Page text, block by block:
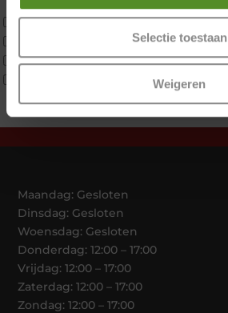
Selectie toestaan
Weigeren
Tweepersoons 1 kern
Tweepersoons 1 kern product
Tweepersoons 2 kernen
Webshop Only Collectie
Maandag: Gesloten
Dinsdag: Gesloten
Woensdag: Gesloten
Donderdag: 12:00 – 17:00
Vrijdag: 12:00 – 17:00
Zaterdag: 12:00 – 17:00
Zondag: 12:00 – 17:00